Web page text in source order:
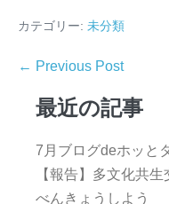
カテゴリー: 未分類
← Previous Post
最近の記事
7月ブログdeホッと
【報告】多文化共
べんきょうしよう